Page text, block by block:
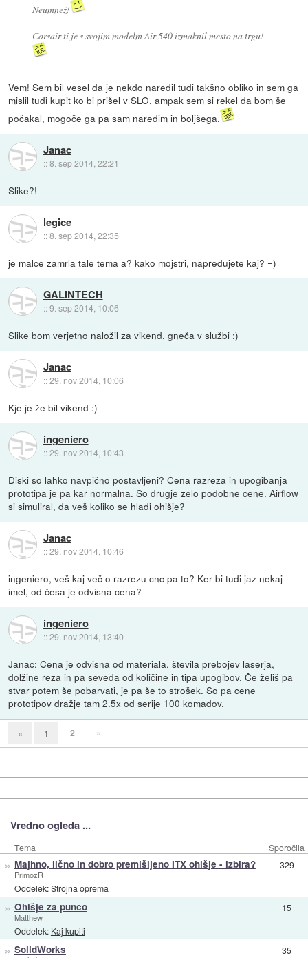
Neumnež!
Corsair ti je s svojim modelm Air 540 izmaknil mesto na trgu!
Vem! Sem bil vesel da je nekdo naredil tudi takšno obliko in sem ga
mislil tudi kupit ko bi prišel v SLO, ampak sem si rekel da bom še
počakal, mogoče ga pa sam naredim in boljšega.
Janac
::8. sep 2014, 22:21
Slike?!
legice
::8. sep 2014, 22:35
je malce zamrla tale tema a? kako mojstri, napredujete kaj? =)
GALINTECH
::9. sep 2014, 10:06
Slike bom verjetno naložil za vikend, gneča v službi :)
Janac
::29. nov 2014, 10:06
Kje je že bil vikend :)
ingeniero
::29. nov 2014, 10:43
Diski so lahko navpično postavljeni? Cena razreza in upogibanja
prototipa je pa kar normalna. So drugje zelo podobne cene. Airflow
si simuliral, da veš koliko se hladi ohišje?
Janac
::29. nov 2014, 10:46
ingeniero, veš kaj več o razrezu cnc pa to? Ker bi tudi jaz nekaj
imel, od česa je odvisna cena?
ingeniero
::29. nov 2014, 13:40
Janac: Cena je odvisna od materiala, števila prebojev laserja,
dolžine reza in pa seveda od količine in tipa upogibov. Če želiš pa
stvar potem še pobarvati, je pa še to strošek. So pa cene
prototipov dražje tam 2.5x od serije 100 komadov.
« 1 2 »
Vredno ogleda ...
Tema Sporočila
» Majhno, lično in dobro premišljeno ITX ohišje - izbira?
PrimozR
Oddelek:Strojna oprema
329
» Ohišje za punco
Matthew
Oddelek: Kaj kupiti
15
» SolidWorks 35